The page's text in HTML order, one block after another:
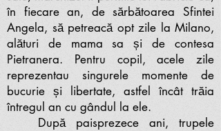
în fiecare an, de sărbătoarea Sfintei
Angela, să petreacă opt zile la Milano,
alături de mama sa și de contesa
Pietranera. Pentru copil, acele zile
reprezentau singurele momente de
bucurie și libertate, astfel încât trăia
întregul an cu gândul la ele.
După paisprezece ani, trupele